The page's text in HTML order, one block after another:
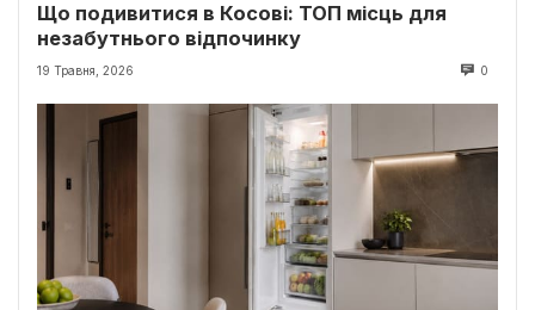
Що подивитися в Косові: ТОП місць для
незабутнього відпочинку
19 Травня, 2026 0